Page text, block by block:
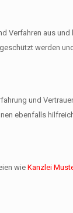
aus
werden
und
ebenfalls
wieKanzlei